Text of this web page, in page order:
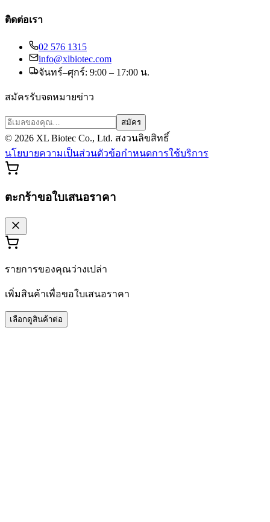
ติดต่อเรา
02 576 1315
info@xlbiotec.com
จันทร์–ศุกร์: 9:00 – 17:00 น.
สมัครรับจดหมายข่าว
สมัคร
© 2026 XL Biotec Co., Ltd. สงวนลิขสิทธิ์
นโยบายความเป็นส่วนตัวข้อกำหนดการใช้บริการ
ตะกร้าขอใบเสนอราคา
รายการของคุณว่างเปล่า
เพิ่มสินค้าเพื่อขอใบเสนอราคา
เลือกดูสินค้าต่อ